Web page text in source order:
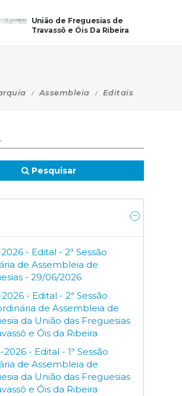
União de Freguesias de
Travassô e Óis Da Ribeira
Assembleia Editais
Pesquisar
- Edital - 2ª Sessão
de Assembleia de
- 29/06/2026
- Edital - 2ª Sessão
de Assembleia de
da União das Freguesias
e Óis da Ribeira
- Edital - 1ª Sessão
de Assembleia de
da União das Freguesias
e Óis da Ribeira